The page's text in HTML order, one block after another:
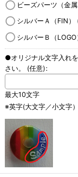
ビーズパーツ（金
シルバーＡ（FIN）
シルバーＢ（LOGO
●オリジナル文字入れ
さい。 (任意):
最大10文字
※英字(大文字／小文字